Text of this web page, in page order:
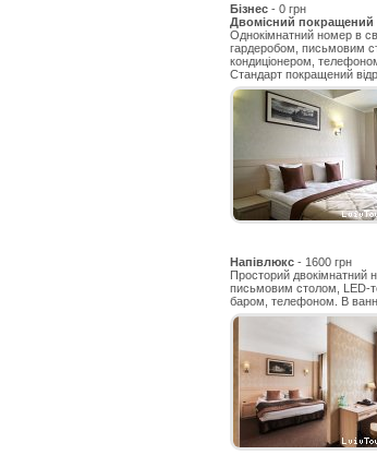
Бізнес- 0 грн
Двомісний покращений
Однокімнатний номер в
гардеробом, письмовим
кондиціонером,
Стандарт покращений
Напівлюкс- 1600 грн
Просторий
письмовим столом, LED-
баром, телефоном. В